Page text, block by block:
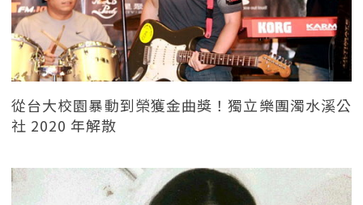
從台大校園暴動到榮獲金曲獎！獨立樂團濁水溪公
社 2020 年解散